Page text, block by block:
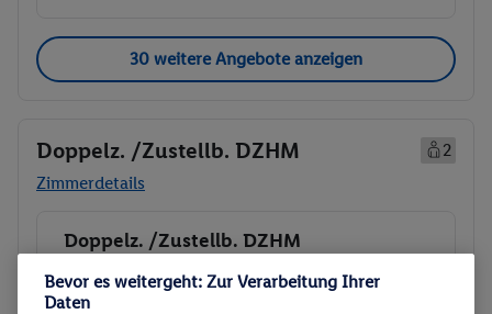
30 weitere Angebote anzeigen
Doppelz. /Zustellb. DZHM
2
Zimmerdetails
Buchen
Doppelz. /Zustellb. DZHM
12.12. - 19.12.2026
Bevor es weitergeht: Zur Verarbeitung Ihrer
Daten